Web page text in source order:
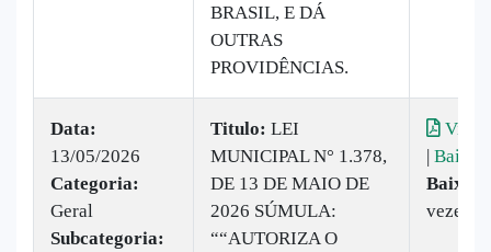
BRASIL, E DÁ
OUTRAS
PROVIDÊNCIAS.
Data:
13/05/2026
Categoria:
Geral
Subcategoria:
Titulo: LEI
MUNICIPAL N° 1.378,
DE 13 DE MAIO DE
2026 SÚMULA:
““AUTORIZA O
| Baixar
vezes